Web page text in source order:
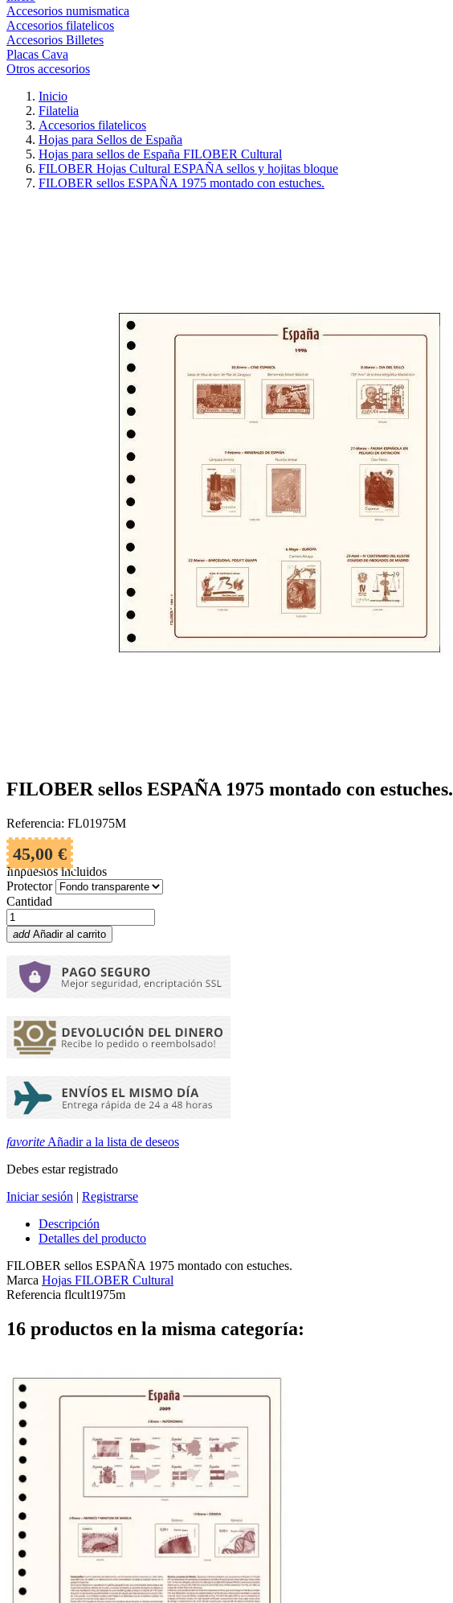
Accesorios numismatica
Accesorios filatelicos
Accesorios Billetes
Placas Cava
Otros accesorios
Inicio
Filatelia
Accesorios filatelicos
Hojas para Sellos de España
Hojas para sellos de España FILOBER Cultural
FILOBER Hojas Cultural ESPAÑA sellos y hojitas bloque
FILOBER sellos ESPAÑA 1975 montado con estuches.
FILOBER sellos ESPAÑA 1975 montado con estuches.
Referencia: FL01975M
45,00 €
Impuestos incluidos
Protector
Cantidad
add Añadir al carrito
favorite Añadir a la lista de deseos
Debes estar registrado
Iniciar sesión | Registrarse
Descripción
Detalles del producto
FILOBER sellos ESPAÑA 1975 montado con estuches.
Marca Hojas FILOBER Cultural
Referencia flcult1975m
16 productos en la misma categoría: